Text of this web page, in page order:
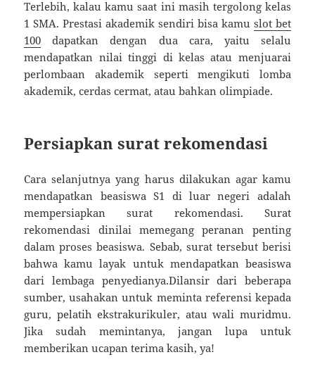
Terlebih, kalau kamu saat ini masih tergolong kelas
1 SMA. Prestasi akademik sendiri bisa kamu slot bet
100 dapatkan dengan dua cara, yaitu selalu
mendapatkan nilai tinggi di kelas atau menjuarai
perlombaan akademik seperti mengikuti lomba
akademik, cerdas cermat, atau bahkan olimpiade.
Persiapkan surat rekomendasi
Cara selanjutnya yang harus dilakukan agar kamu
mendapatkan beasiswa S1 di luar negeri adalah
mempersiapkan surat rekomendasi. Surat
rekomendasi dinilai memegang peranan penting
dalam proses beasiswa. Sebab, surat tersebut berisi
bahwa kamu layak untuk mendapatkan beasiswa
dari lembaga penyedianya.Dilansir dari beberapa
sumber, usahakan untuk meminta referensi kepada
guru, pelatih ekstrakurikuler, atau wali muridmu.
Jika sudah memintanya, jangan lupa untuk
memberikan ucapan terima kasih, ya!